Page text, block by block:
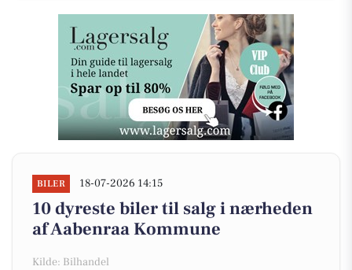
BILER 18-07-2026 14:15
10 dyreste biler til salg i nærheden
af Aabenraa Kommune
Kilde: Bilhandel